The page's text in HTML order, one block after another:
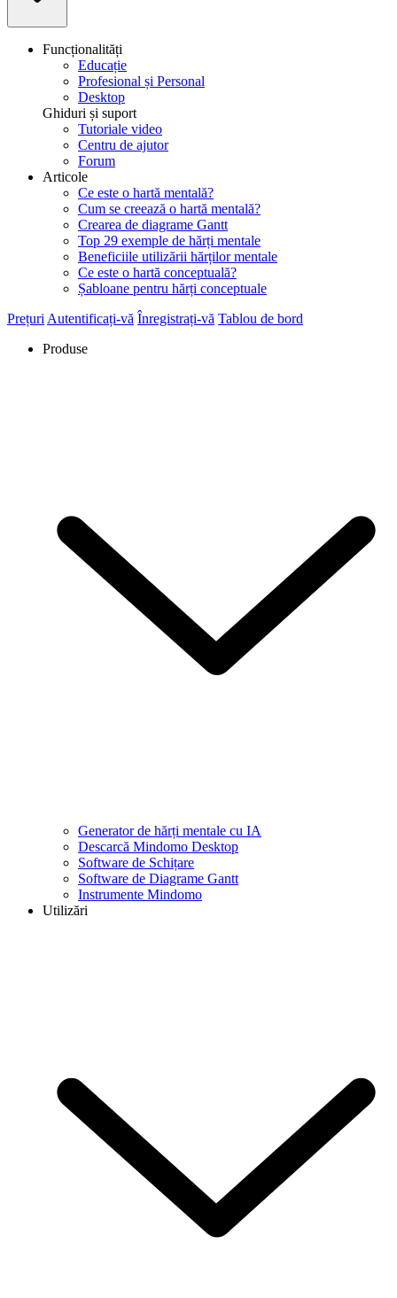
Funcționalități
Educație
Profesional și Personal
Desktop
Ghiduri și suport
Tutoriale video
Centru de ajutor
Forum
Articole
Ce este o hartă mentală?
Cum se creează o hartă mentală?
Crearea de diagrame Gantt
Top 29 exemple de hărți mentale
Beneficiile utilizării hărților mentale
Ce este o hartă conceptuală?
Șabloane pentru hărți conceptuale
Prețuri Autentificați-vă Înregistrați-vă Tablou de bord
Produse
Generator de hărți mentale cu IA
Descarcă Mindomo Desktop
Software de Schițare
Software de Diagrame Gantt
Instrumente Mindomo
Utilizări